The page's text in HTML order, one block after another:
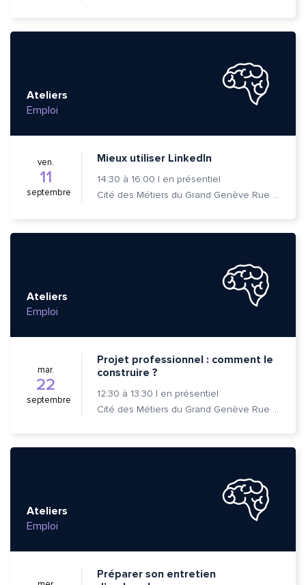
Ateliers
Emploi
ven.
11
septembre
Mieux utiliser LinkedIn
14:30 à 16:00 | en présentiel
Cité des Métiers du Grand Genève Rue Prévost-Martin 6 1205 Genève
Ateliers
Emploi
mar.
22
septembre
Projet professionnel : comment le
construire ?
12:30 à 13:30 | en présentiel
Cité des Métiers du Grand Genève Rue Prévost-Martin 6 1205 Genève
Ateliers
Emploi
Préparer son entretien
Quelle est la pertinence de cette page?